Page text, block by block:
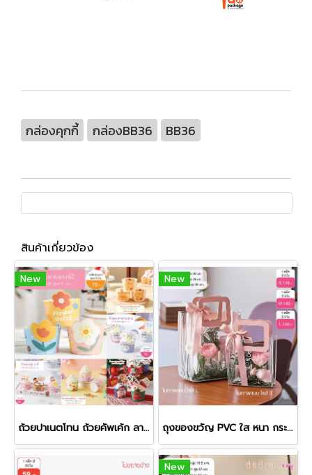
กล่องคุกกี้ กล่องBB36 BB36
สินค้าเกี่ยวข้อง
New
ถ้วยปาเนตโทน ถ้วยคัพเค้ก ลายน่ารัก ลายคริสมาสต์ (ออกใบกำกับภาษีไม่ได้ / Unable to issue tax invoice)
New
ถุงของขวัญ PVC ใส หนา กระเป๋าจัดกิ๊ฟเซ็ท สำหรับใส่ของขวัญ ดอกไม้ ของชำร่วย ขนม ของฝาก ของขวัญ (5ใบ/แพ็ค)
New